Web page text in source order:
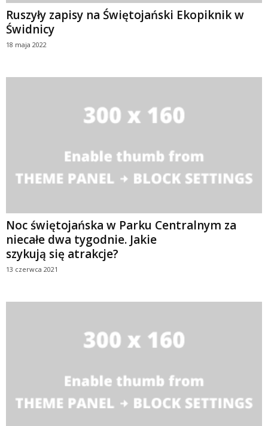
Ruszyły zapisy na Świętojański Ekopiknik w
Świdnicy
18 maja 2022
Noc świętojańska w Parku Centralnym za
niecałe dwa tygodnie. Jakie
szykują się atrakcje?
13 czerwca 2021